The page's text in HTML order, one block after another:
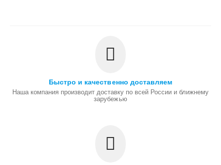
Быстро и качественно доставляем
Наша компания производит доставку по всей России и ближнему
зарубежью